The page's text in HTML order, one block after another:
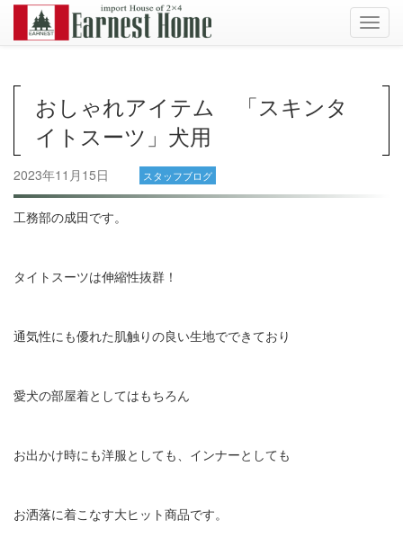
おしゃれアイテム 「スキンタ
イトスーツ」犬用
2023年11月15日 スタッフブログ
工務部の成田です。
タイトスーツは伸縮性抜群！
通気性にも優れた肌触りの良い生地でできており
愛犬の部屋着としてはもちろん
お出かけ時にも洋服としても、インナーとしても
お洒落に着こなす大ヒット商品です。